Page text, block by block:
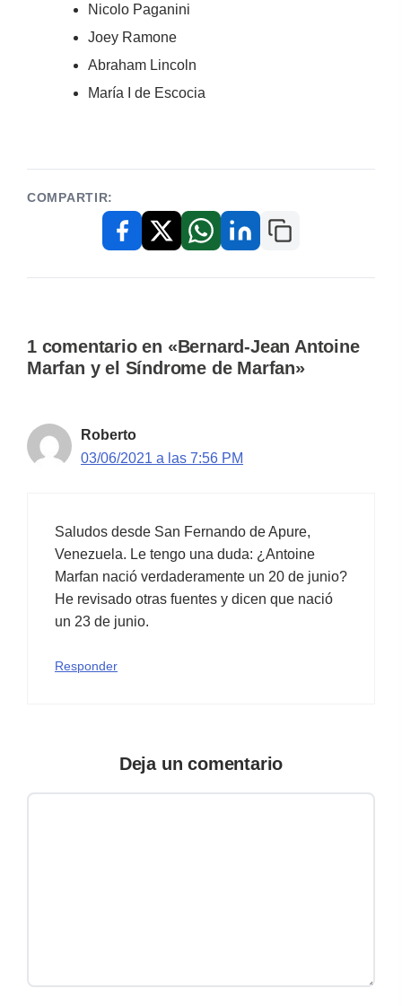
Nicolo Paganini
Joey Ramone
Abraham Lincoln
María I de Escocia
COMPARTIR:
FacebookX / TwitterWhatsAppLinkedInCopiar enlace
1 comentario en «Bernard-Jean Antoine
Marfan y el Síndrome de Marfan»
Roberto
03/06/2021 a las 7:56 PM
Saludos desde San Fernando de Apure,
Venezuela. Le tengo una duda: ¿Antoine
Marfan nació verdaderamente un 20 de junio?
He revisado otras fuentes y dicen que nació
un 23 de junio.
Responder
Deja un comentario